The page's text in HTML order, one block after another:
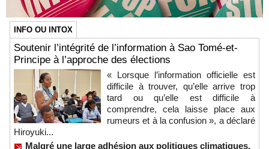
INFO OU INTOX
Soutenir l’intégrité de l’information à Sao Tomé-et-
Principe à l’approche des élections
« Lorsque l’information officielle est
difficile à trouver, qu’elle arrive trop
tard ou qu’elle est difficile à
comprendre, cela laisse place aux
rumeurs et à la confusion », a déclaré
Hiroyuki...
Malgré une large adhésion aux politiques climatiques,